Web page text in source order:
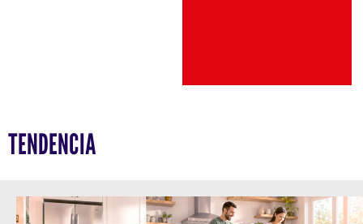
TENDENCIA